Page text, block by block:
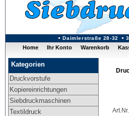
Daimlerstraße 28-32
Home Ihr Konto Warenkorb
Kategorien
Druckvorstufe
Kopiereinrichtungen
Siebdruckmaschinen
Textildruck